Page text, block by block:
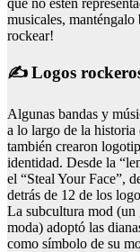
musicales, manténgalo
rockear!
✍ Logos
Algunas bandas y
a lo largo de la
también crearon
identidad. Desde la
el “Steal Your Face”,
detrás de 12 de los
La subcultura mod (un
moda) adoptó las
como símbolo de su